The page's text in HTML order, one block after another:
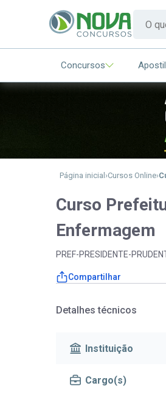
Concursos
Página inicial Cursos Online
Curso
Enfermagem
PREF-PRESIDENTE-
Compartilhar
Detalhes técnicos
Instituição
Cargo(s)